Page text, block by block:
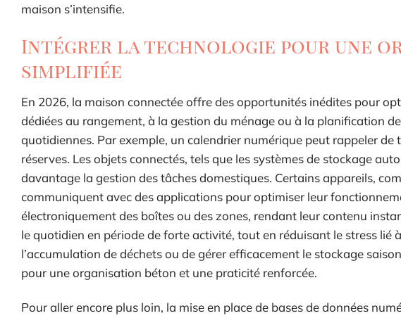
maison s’intensifie.
Intégrer la technologie pour une
simplifiée
En 2026, la maison connectée offre des opportunités inédites pour
dédiées au rangement, à la gestion du ménage ou à la planification
quotidiennes. Par exemple, un calendrier numérique peut rappeler de
réserves. Les objets connectés, tels que les systèmes de stockage
davantage la gestion des tâches domestiques. Certains appareils,
communiquent avec des applications pour optimiser leur
électroniquement des boîtes ou des zones, rendant leur contenu
le quotidien en période de forte activité, tout en réduisant le stress lié
l’accumulation de déchets ou de gérer efficacement le stockage
pour une organisation béton et une praticité renforcée.
Pour aller encore plus loin, la mise en place de bases de données